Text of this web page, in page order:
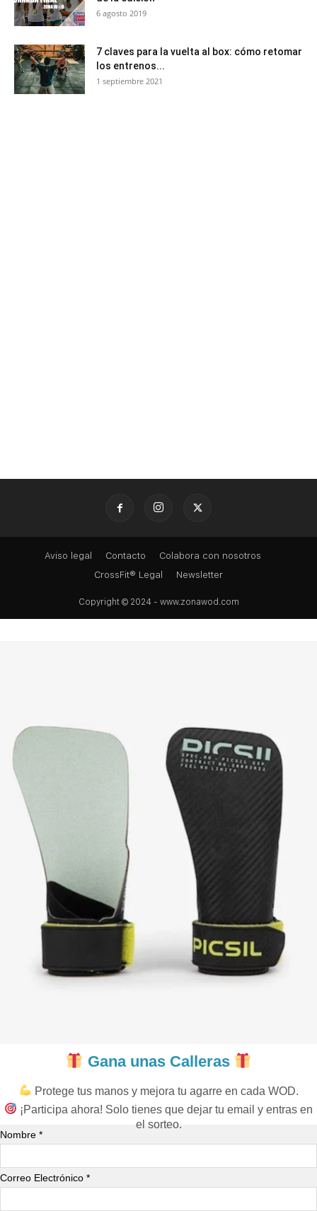
6 agosto 2019
7 claves para la vuelta al box: cómo retomar
los entrenos...
1 septiembre 2021
Aviso legal Contacto
Colabora con nosotros
CrossFit® Legal
Newsletter
Copyright © 2024 - www.zonawod.com
Gana unas Calleras
Protege tus manos y mejora tu agarre en cada WOD.
¡Participa ahora! Solo tienes que dejar tu email y entras en
el sorteo.
Nombre *
Correo Electrónico *